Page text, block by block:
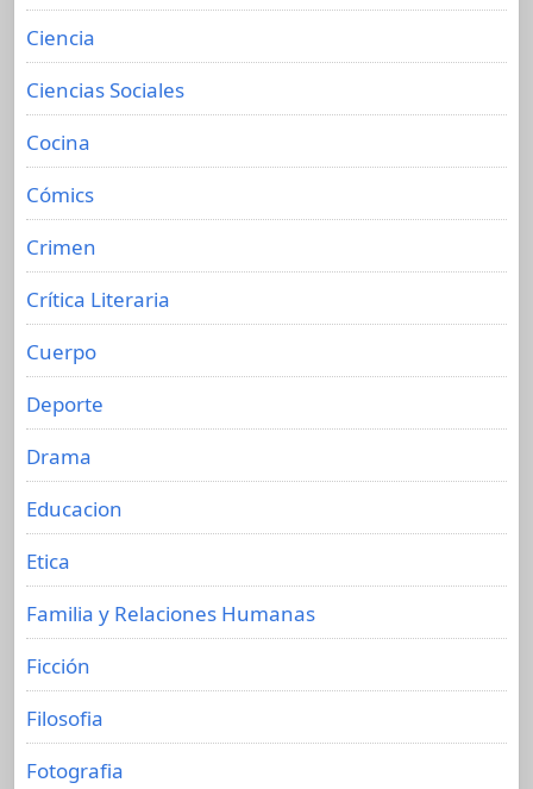
Ciencia
Ciencias Sociales
Cocina
Cómics
Crimen
Crítica Literaria
Cuerpo
Deporte
Drama
Educacion
Etica
Familia y Relaciones Humanas
Ficción
Filosofia
Fotografia